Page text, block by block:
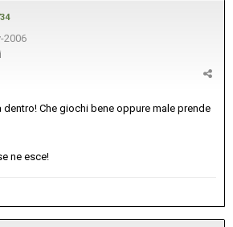
2006
dentro! Che giochi bene oppure male prende
ne esce!